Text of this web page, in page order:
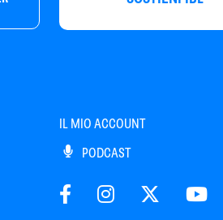
IL MIO ACCOUNT
PODCAST